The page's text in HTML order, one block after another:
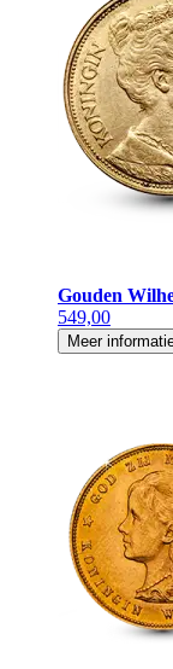
Gouden
549,00
Meer